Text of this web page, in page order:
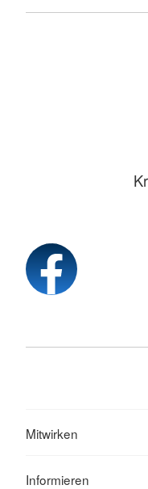
Mitwirken
Informieren